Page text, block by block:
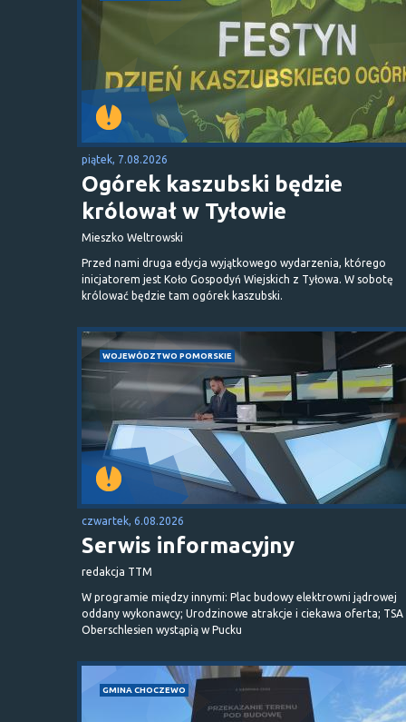
piątek, 7.08.2026
Ogórek kaszubski będzie
królował w Tyłowie
Mieszko Weltrowski
Przed nami druga edycja wyjątkowego wydarzenia, którego
inicjatorem jest Koło Gospodyń Wiejskich z Tyłowa. W sobotę
królować będzie tam ogórek kaszubski.
WOJEWÓDZTWO POMORSKIE
czwartek, 6.08.2026
Serwis informacyjny
redakcja TTM
W programie między innymi: Plac budowy elektrowni jądrowej
oddany wykonawcy; Urodzinowe atrakcje i ciekawa oferta; TSA
Oberschlesien wystąpią w Pucku
GMINA CHOCZEWO